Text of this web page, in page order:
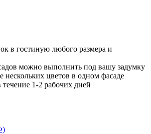
в гостиную любого размера и
можно выполнить под вашу задумку
нескольких цветов в одном фасаде
течение 1-2 рабочих дней